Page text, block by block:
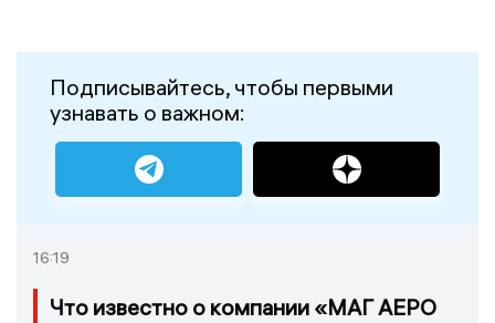
Подписывайтесь, чтобы первыми
узнавать о важном:
16:19
Что известно о компании «МАГ АЕРО